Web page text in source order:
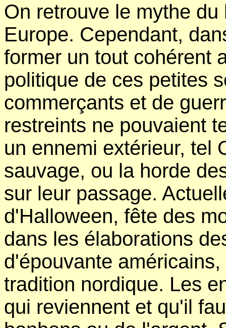
On retrouve le mythe
Europe. Cependant,
former un tout cohérent
politique de ces petites
commerçants et de
restreints ne pouvaient
un ennemi extérieur, tel
sauvage, ou la horde
sur leur passage.
d'Halloween, fête des
dans les élaborations
d'épouvante
tradition nordique. Les
qui reviennent et qu'il